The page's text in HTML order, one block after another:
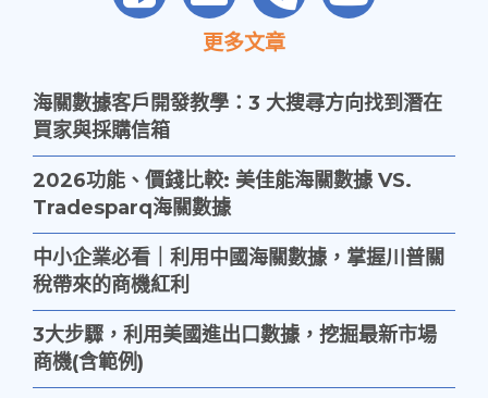
更多文章
海關數據客戶開發教學：3 大搜尋方向找到潛在
買家與採購信箱
2026功能、價錢比較: 美佳能海關數據 VS.
Tradesparq海關數據
中小企業必看｜利用中國海關數據，掌握川普關
稅帶來的商機紅利
3大步驟，利用美國進出口數據，挖掘最新市場
商機(含範例)